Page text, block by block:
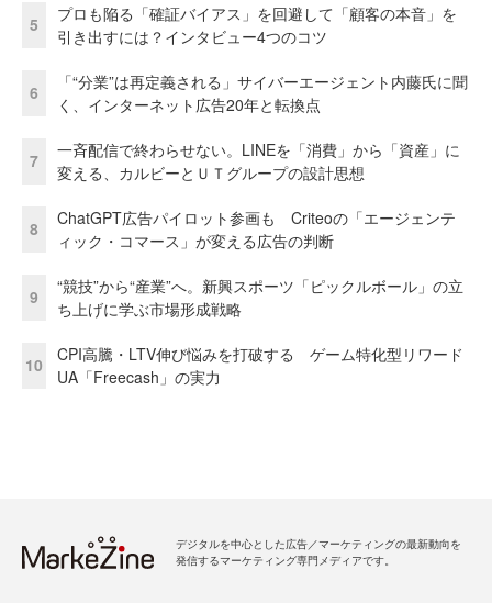
5
プロも陥る「確証バイアス」を回避して「顧客の本音」を
引き出すには？インタビュー4つのコツ
6
「“分業”は再定義される」サイバーエージェント内藤氏に聞
く、インターネット広告20年と転換点
7
一斉配信で終わらせない。LINEを「消費」から「資産」に
変える、カルビーとＵＴグループの設計思想
8
ChatGPT広告パイロット参画も Criteoの「エージェンテ
ィック・コマース」が変える広告の判断
9
“競技”から“産業”へ。新興スポーツ「ピックルボール」の立
ち上げに学ぶ市場形成戦略
10
CPI高騰・LTV伸び悩みを打破する ゲーム特化型リワード
UA「Freecash」の実力
デジタルを中心とした広告／マーケティングの最新動向を
発信するマーケティング専門メディアです。